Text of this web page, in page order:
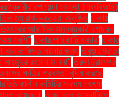
কেন্দ্রীয় গোয়েন্দা সংস্থা (এফবিআই)
ম্যারাথন-২০২৫ অনুষ্ঠিত ঢাকায়
আবাসিক সমন্বয়কারী গোয়েন
বেশি'' ঢাকার পাইকারি বাজার' ঢাকার
অনাকাঙ্ক্ষিত ঘটনার জন্য তবুও শ্রোতা
রহমান মান্না" তরুণ ট্রাম্পের
ক্ষতির প্রবণতা বৃদ্ধি করছে
কমিটির সদস্য সংখ্যা
রয়েছে। তাজা ফল আমদানিতে